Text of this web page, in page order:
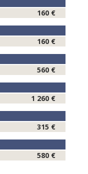
160 €
160 €
560 €
1 260 €
315 €
580 €